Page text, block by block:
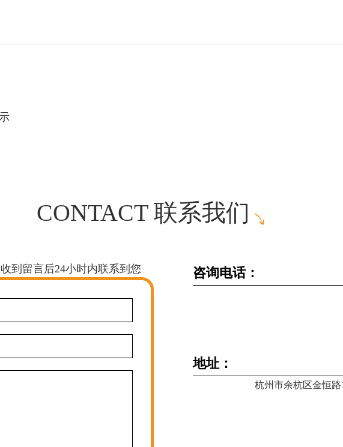
CONTACT 联系我们
到留言后24小时内联系到您 咨询电话：
地址：
杭州市余杭区金恒